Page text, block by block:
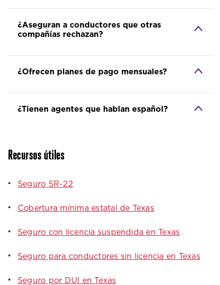
¿Aseguran a conductores que otras
compañías rechazan?
¿Ofrecen planes de pago mensuales?
¿Tienen agentes que hablan español?
Recursos útiles
Seguro SR-22
Cobertura mínima estatal de Texas
Seguro con licencia suspendida en Texas
Seguro para conductores sin licencia en Texas
Seguro por DUI en Texas